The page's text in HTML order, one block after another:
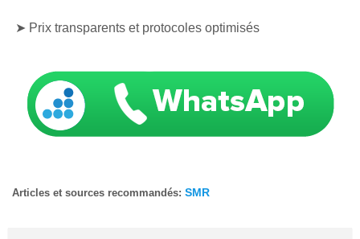
➤ Prix transparents et protocoles optimisés
Articles et sources recommandés: SMR